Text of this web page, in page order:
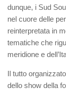
dunque, i Sud
nel cuore delle
reinterpretata in
tematiche che
meridione e
Il tutto
dello show della